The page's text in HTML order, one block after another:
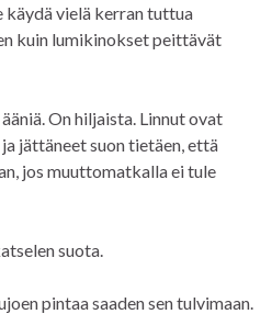
käydä vielä kerran tuttua
kuin lumikinokset peittävät
On hiljaista. Linnut ovat
jättäneet suon tietäen, että
jos muuttomatkalla ei tule
suota.
pintaa saaden sen tulvimaan.